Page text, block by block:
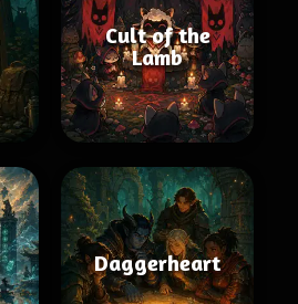
Cult of the
Lamb
Daggerheart